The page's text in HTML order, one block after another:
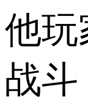
他玩
战斗